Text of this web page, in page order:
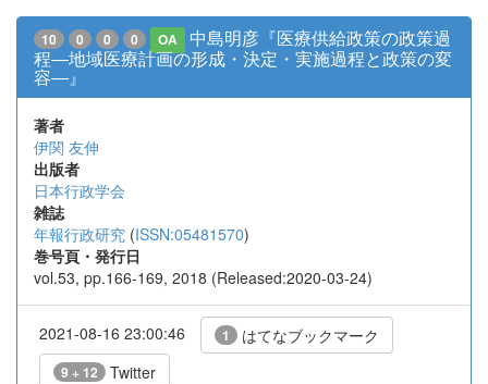
10 0 0 0 OA
中島明彦『医療供給政策の政策過
程―地域医療計画の形成・決定・実施過程と政策の変
容―』
著者
伊関 友伸
出版者
日本行政学会
雑誌
年報行政研究 (ISSN:05481570)
巻号頁・発行日
vol.53, pp.166-169, 2018 (Released:2020-03-24)
2021-08-16 23:00:46 1 はてなブックマーク
9 + 12 Twitter